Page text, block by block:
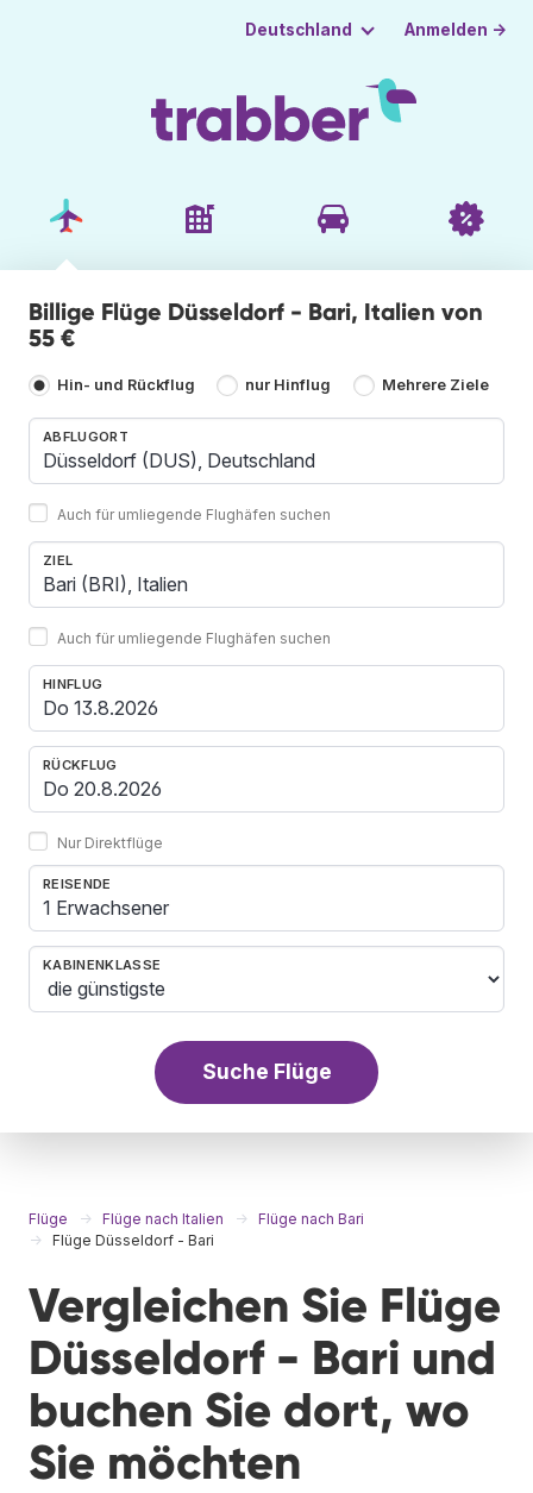
Deutschland Anmelden →
Billige Flüge Düsseldorf - Bari, Italien von
55 €
Hin- und Rückflug nur Hinflug Mehrere Ziele
ABFLUGORT
Auch für umliegende Flughäfen suchen
ZIEL
Auch für umliegende Flughäfen suchen
HINFLUG
RÜCKFLUG
Nur Direktflüge
REISENDE
1 Erwachsener
KABINENKLASSE
Suche Flüge
Flüge Flüge nach Italien
Flüge nach Bari
Flüge Düsseldorf - Bari
Vergleichen Sie Flüge
Düsseldorf - Bari und
buchen Sie dort, wo
Sie möchten